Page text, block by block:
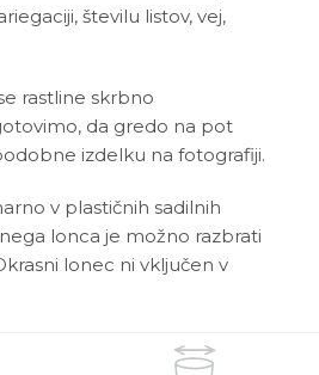
številu listov, vej,
rastline skrbno
da gredo na pot
izdelku na fotografiji.
v plastičnih sadilnih
lonca je možno razbrati
lonec ni vključen v